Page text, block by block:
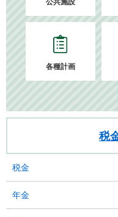
公共施設
各種計画
税
税金
年金